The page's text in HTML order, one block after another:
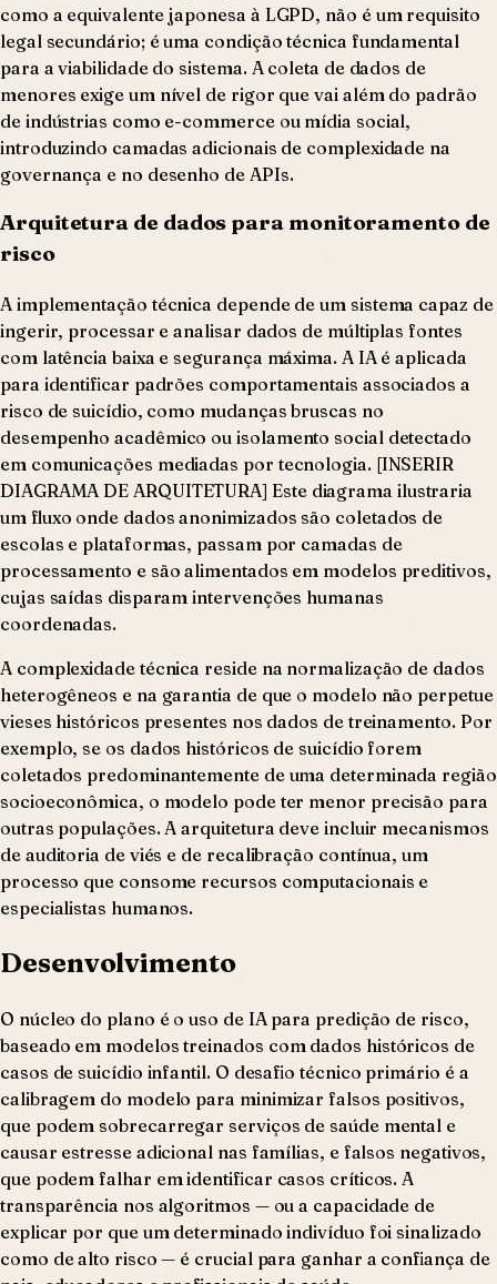
como a equivalente japonesa à LGPD, não é um requisito
legal secundário; é uma condição técnica fundamental
para a viabilidade do sistema. A coleta de dados de
menores exige um nível de rigor que vai além do padrão
de indústrias como e-commerce ou mídia social,
introduzindo camadas adicionais de complexidade na
governança e no desenho de APIs.
Arquitetura de dados para monitoramento de
risco
A implementação técnica depende de um sistema capaz de
ingerir, processar e analisar dados de múltiplas fontes
com latência baixa e segurança máxima. A IA é aplicada
para identificar padrões comportamentais associados a
risco de suicídio, como mudanças bruscas no
desempenho acadêmico ou isolamento social detectado
em comunicações mediadas por tecnologia. [INSERIR
DIAGRAMA DE ARQUITETURA] Este diagrama ilustraria
um fluxo onde dados anonimizados são coletados de
escolas e plataformas, passam por camadas de
processamento e são alimentados em modelos preditivos,
cujas saídas disparam intervenções humanas
coordenadas.
A complexidade técnica reside na normalização de dados
heterogêneos e na garantia de que o modelo não perpetue
vieses históricos presentes nos dados de treinamento. Por
exemplo, se os dados históricos de suicídio forem
coletados predominantemente de uma determinada região
socioeconômica, o modelo pode ter menor precisão para
outras populações. A arquitetura deve incluir mecanismos
de auditoria de viés e de recalibração contínua, um
processo que consome recursos computacionais e
especialistas humanos.
Desenvolvimento
O núcleo do plano é o uso de IA para predição de risco,
baseado em modelos treinados com dados históricos de
casos de suicídio infantil. O desafio técnico primário é a
calibragem do modelo para minimizar falsos positivos,
que podem sobrecarregar serviços de saúde mental e
causar estresse adicional nas famílias, e falsos negativos,
que podem falhar em identificar casos críticos. A
transparência nos algoritmos — ou a capacidade de
explicar por que um determinado indivíduo foi sinalizado
como de alto risco — é crucial para ganhar a confiança de